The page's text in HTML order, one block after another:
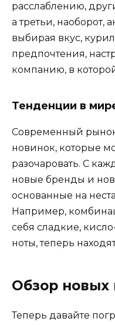
расслаблению,
а третьи, наоборот,
выбирая вкус,
предпочтения,
компанию, в
Тенденции в
Современный
новинок, которые
разочаровать. С
новые бренды и
основанные на
Например,
себя сладкие,
ноты, теперь
Обзор новых
Теперь давайте